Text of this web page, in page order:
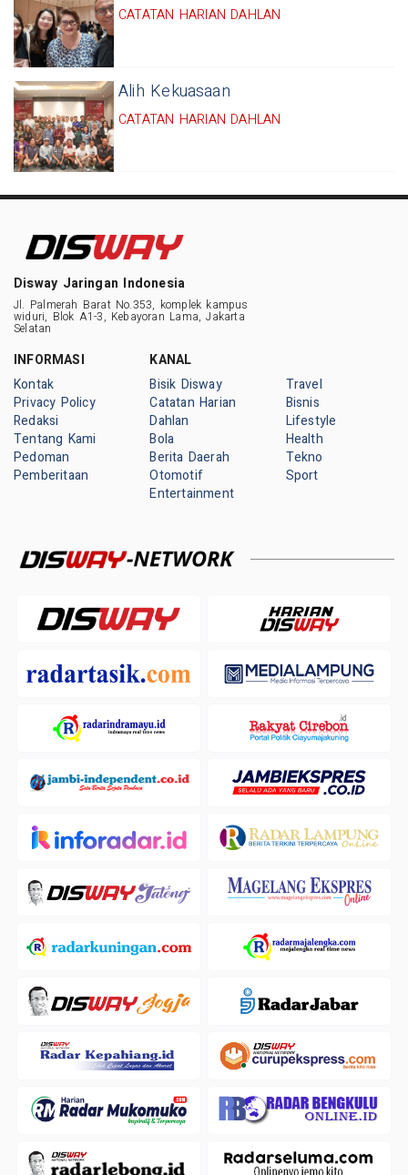
CATATAN HARIAN DAHLAN
Alih Kekuasaan
CATATAN HARIAN DAHLAN
Disway Jaringan Indonesia
Jl. Palmerah Barat No.353, komplek kampus
widuri, Blok A1-3, Kebayoran Lama, Jakarta
Selatan
INFORMASI
Kontak
Privacy Policy
Redaksi
Tentang Kami
Pedoman
Pemberitaan
KANAL
Bisik Disway
Catatan Harian
Dahlan
Bola
Berita Daerah
Otomotif
Entertainment
Travel
Bisnis
Lifestyle
Health
Tekno
Sport